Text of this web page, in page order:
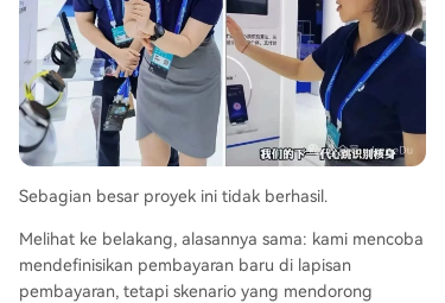
Sebagian besar proyek ini tidak berhasil.
Melihat ke belakang, alasannya sama: kami mencoba
mendefinisikan pembayaran baru di lapisan
pembayaran, tetapi skenario yang mendorong